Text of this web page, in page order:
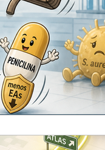
2026
2025
2024